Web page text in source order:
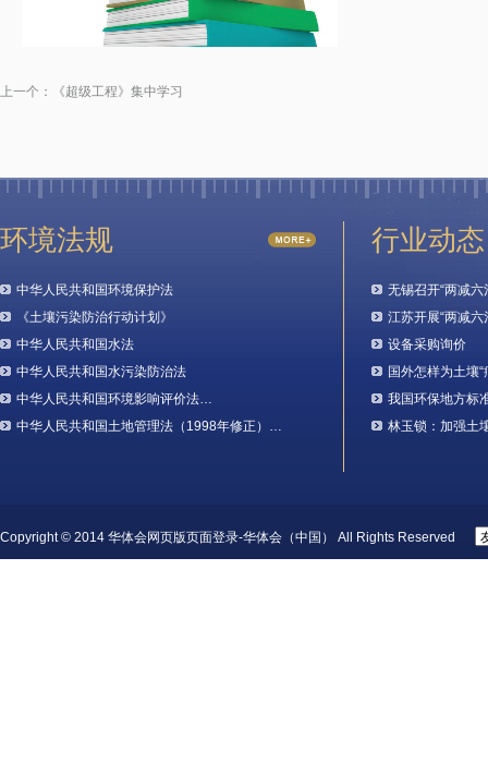
上一个： 《超级工程》集中学习
环境法规
中华人民共和国环境保护法
《土壤污染防治行动计划》
中华人民共和国水法
中华人民共和国水污染防治法
中华人民共和国环境影响评价法…
中华人民共和国土地管理法（1998年修正）…
行业动态
无锡召开“两减
江苏开展“两减
设备采购询价
国外怎样为土壤“
我国环保地方标
林玉锁：加强土
Copyright © 2014 华体会网页版页面登录-华体会（中国） All Rights Reserved